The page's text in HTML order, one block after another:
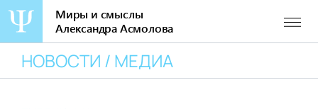
содержанию
Миры и смыслы
Александра Асмолова
НОВОСТИ / МЕДИА